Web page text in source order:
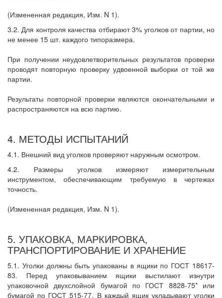
(Измененная редакция, Изм. N 1).
3.2. Для контроля качества отбирают 3% уголков от партии, но
не менее 15 шт. каждого типоразмера.
При получении неудовлетворительных результатов проверки
проводят повторную проверку удвоенной выборки от той же
партии.
Результаты повторной проверки являются окончательными и
распространяются на всю партию.
4. МЕТОДЫ ИСПЫТАНИЙ
4.1. Внешний вид уголков проверяют наружным осмотром.
4.2. Размеры уголков измеряют измерительным
инструментом, обеспечивающим требуемую в чертежах
точность.
(Измененная редакция, Изм. N 1).
5. УПАКОВКА, МАРКИРОВКА,
ТРАНСПОРТИРОВАНИЕ И ХРАНЕНИЕ
5.1. Уголки должны быть упакованы в ящики по ГОСТ 18617-
83. Перед упаковыванием ящики выстилают изнутри
упаковочной двухслойной бумагой по ГОСТ 8828-75* или
бумагой по ГОСТ 515-77. В каждый ящик укладывают уголки